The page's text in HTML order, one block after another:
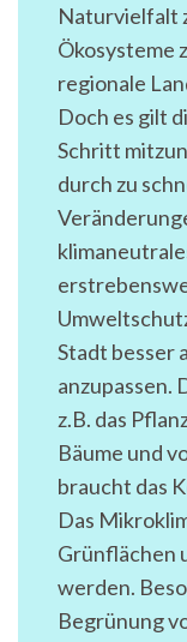
Naturvielfalt
Ökosysteme
regionale
Doch es gilt
Schritt
durch zu
Stadt besser
anzupassen.
z.B. das
Bäume und
braucht das
Das
Grünflächen
werden.
Begrünung